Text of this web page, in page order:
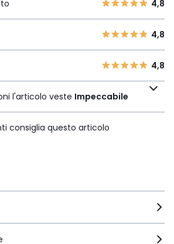
0
1
Impeccabile
97% dei clienti consiglia
4,8
4,8
4,8
l'articolo veste Impeccabile
consiglia questo articolo